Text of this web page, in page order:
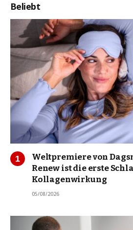
Beliebt
Weltpremiere von
Renew ist die erste
Kollagenwirkung
05/08/2026